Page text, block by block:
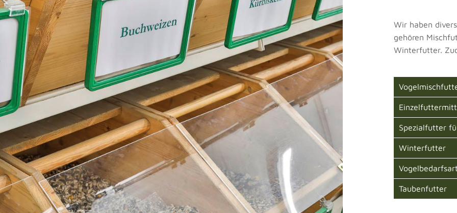
Wir haben
gehören
Winterfutter.
Spezialfutter
Winterfutter
Taubenfutter